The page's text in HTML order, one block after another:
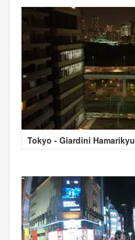
Tokyo - Giardini Hamarikyu